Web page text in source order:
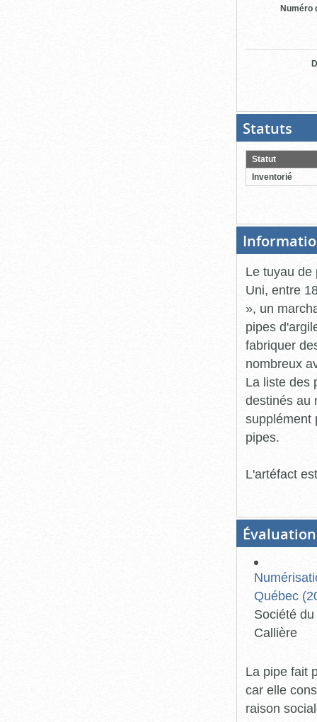
Numéro
Statuts
pour
Statut
Inventorié
Le tuyau de
Uni, entre
», un
pipes
fabriquer
nombreux
La liste des
destinés au
supplément
pipes.
L'artéfact
Québec
Société
Callière
La pipe fait
car elle
raison